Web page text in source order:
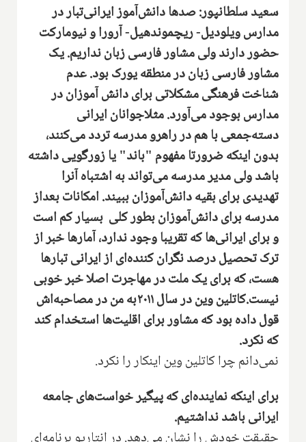
سعید سلطانپور‌:‌ صدها دانش‌آموز ایرانی‌تبار در
مدارس ویلودیل- ریچموندهیل- آرورا و نیومارکت
حضور دارند ولی مشاور فارسی زبان نداریم‌. یک
مشاور فارسی زبان در منطقه یورک بود. عدم
شناخت فرهنگی مشکلاتی برای دانش آموزان در
مدارس بوجود می‌آورد‌. مثلاجوانان ایرانی
دسته‌جمعی با هم در راهرو مدرسه‌ تردد می‌کنند‌،
بدون اینکه ضرورتا مفهوم "باند" یا زور‌گویی داشته
باشد ولی مدیر مدرسه می‌تواند به اشتباه آنرا
تهدیدی برای بقیه دانش‌آموزان ببیند‌.‌ امکانات بعداز
مدرسه برای دانش‌آموزان بطور کلی بسیار کم است
و برای ایرانی‌ها که تقریبا وجود ندارد، آمارها خبر از
ترک تحصیل درصد نگران کننده‌ای از ایرانی تبارها
هست‌، که برای یک ملت در مهاجرت اصلا خبر خوبی
نیست‌.کاتلین وین در سال‌ ۲۰۱۱به من در مصاحبه‌اش
قول داده بود که مشاور برای اقلیت‌ها استخدام کند
که نکرد‌.
نمی‌دانم چرا کاتلین وین اینکار را نکرد.
برای اینکه نماینده‌ای که پیگیر خواست‌های جامعه
ایرانی باشد نداشتیم‌.